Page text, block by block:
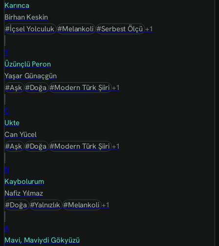
Karınca
Birhan Keskin
#İçsel Yolculuk#Melankoli#Serbest Ölçü+1
Y
Üzünçlü Peron
Yaşar Günaçgün
#Aşk#Doğa#Modern Türk Şiiri+1
C
Ukte
Can Yücel
#Aşk#Doğa#Modern Türk Şiiri+1
N
Kaybolurum
Nafiz Yılmaz
#Doğa#Yalnızlık#Melankoli+1
A
Mavi, Maviydi Gökyüzü